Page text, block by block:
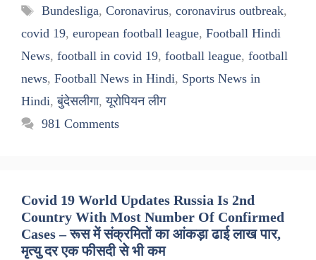
Tags
Bundesliga, Coronavirus, coronavirus outbreak,
covid 19, european football league, Football Hindi
News, football in covid 19, football league, football
news, Football News in Hindi, Sports News in
Hindi,बुंदेसलीगा,यूरोपियन लीग
981 Comments
Covid 19 World Updates Russia Is 2nd
Country With Most Number Of Confirmed
Cases – रूस में संक्रमितों का आंकड़ा ढाई लाख पार,
मृत्यु दर एक फीसदी से भी कम